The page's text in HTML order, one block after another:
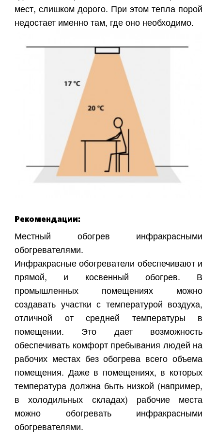
мест, слишком дорого. При этом тепла порой
недостает именно там, где оно необходимо.
Рекомендации:
Местный обогрев инфракрасными
обогревателями.
Инфракрасные обогреватели обеспечивают и
прямой, и косвенный обогрев. В
промышленных помещениях можно
создавать участки с температурой воздуха,
отличной от средней температуры в
помещении. Это дает возможность
обеспечивать комфорт пребывания людей на
рабочих местах без обогрева всего объема
помещения. Даже в помещениях, в которых
температура должна быть низкой (например,
в холодильных складах) рабочие места
можно обогревать инфракрасными
обогревателями.